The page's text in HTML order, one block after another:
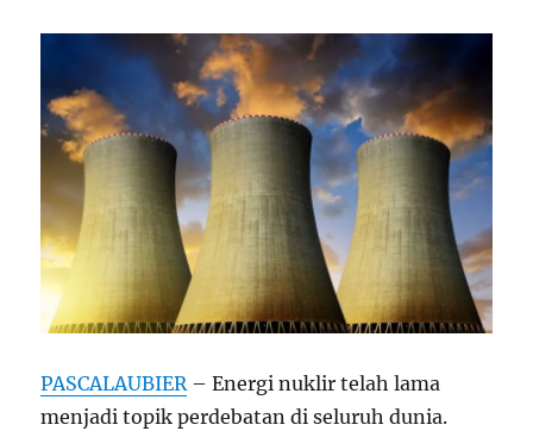
PASCALAUBIER– Energi nuklir telah lama
menjadi topik perdebatan di seluruh dunia.